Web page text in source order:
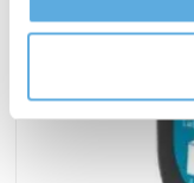
kontaktar oss och